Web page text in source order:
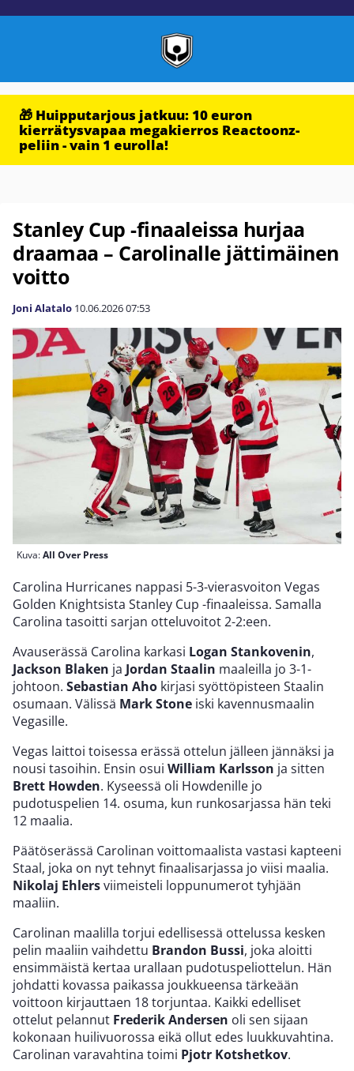
🎁 Huipputarjous jatkuu: 10 euron
kierrätysvapaa megakierros Reactoonz-
peliin - vain 1 eurolla!
Stanley Cup -finaaleissa hurjaa
draamaa – Carolinalle jättimäinen
voitto
Joni Alatalo 10.06.202607:53
Kuva:All Over Press
Carolina Hurricanes nappasi 5-3-vierasvoiton Vegas
Golden Knightsista Stanley Cup -finaaleissa. Samalla
Carolina tasoitti sarjan otteluvoitot 2-2:een.
Avauserässä Carolina karkasi Logan Stankovenin,
Jackson Blaken ja Jordan Staalin maaleilla jo 3-1-
johtoon. Sebastian Aho kirjasi syöttöpisteen Staalin
osumaan. Välissä Mark Stone iski kavennusmaalin
Vegasille.
Vegas laittoi toisessa erässä ottelun jälleen jännäksi ja
nousi tasoihin. Ensin osui William Karlsson ja sitten
Brett Howden. Kyseessä oli Howdenille jo
pudotuspelien 14. osuma, kun runkosarjassa hän teki
12 maalia.
Päätöserässä Carolinan voittomaalista vastasi kapteeni
Staal, joka on nyt tehnyt finaalisarjassa jo viisi maalia.
Nikolaj Ehlersviimeisteli loppunumerot tyhjään
maaliin.
Carolinan maalilla torjui edellisessä ottelussa kesken
pelin maaliin vaihdettu Brandon Bussi, joka aloitti
ensimmäistä kertaa urallaan pudotuspeliottelun. Hän
johdatti kovassa paikassa joukkueensa tärkeään
voittoon kirjauttaen 18 torjuntaa. Kaikki edelliset
ottelut pelannut Frederik Andersen oli sen sijaan
kokonaan huilivuorossa eikä ollut edes luukkuvahtina.
Carolinan varavahtina toimi Pjotr Kotshetkov.